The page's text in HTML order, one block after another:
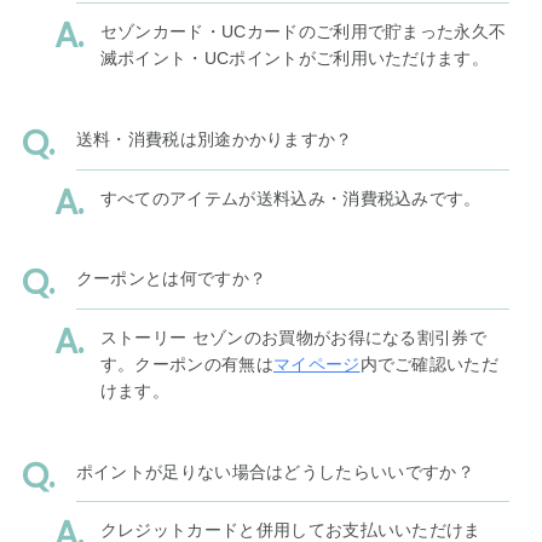
セゾンカード・UCカードのご利用で貯まった永久不
滅ポイント・UCポイントがご利用いただけます。
送料・消費税は別途かかりますか？
すべてのアイテムが送料込み・消費税込みです。
クーポンとは何ですか？
ストーリー セゾンのお買物がお得になる割引券で
す。クーポンの有無はマイページ内でご確認いただ
けます。
ポイントが足りない場合はどうしたらいいですか？
クレジットカードと併用してお支払いいただけま